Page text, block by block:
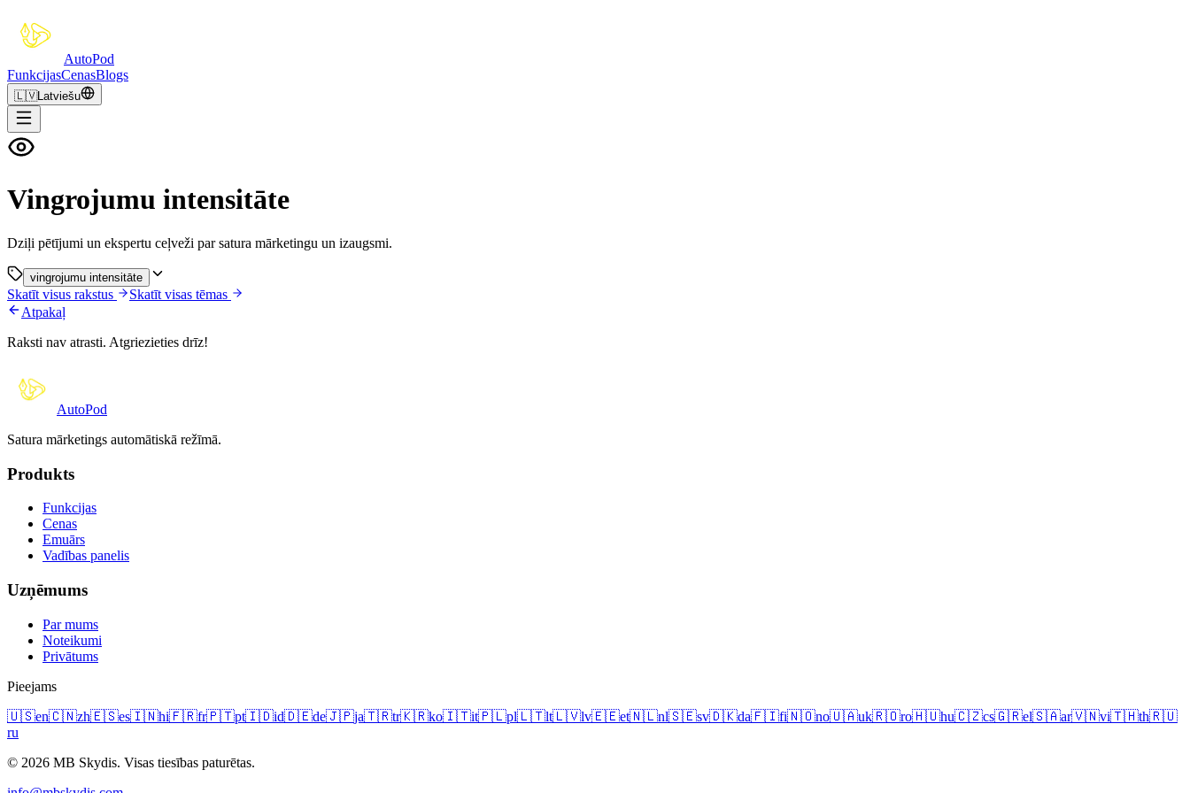
AutoPod
FunkcijasCenasBlogs
🇱🇻Latviešu
Vingrojumu intensitāte
Dziļi pētījumi un ekspertu ceļveži par satura mārketingu un izaugsmi.
vingrojumu intensitāte
Skatīt visus rakstus
Skatīt visas tēmas
Atpakaļ
Raksti nav atrasti. Atgriezieties drīz!
AutoPod
Satura mārketings automātiskā režīmā.
Produkts
Funkcijas
Cenas
Emuārs
Vadības panelis
Uzņēmums
Par mums
Noteikumi
Privātums
Pieejams
🇺🇸en🇨🇳zh🇪🇸es🇮🇳hi🇫🇷fr🇵🇹pt🇮🇩id🇩🇪de🇯🇵ja🇹🇷tr🇰🇷ko🇮🇹it🇵🇱pl🇱🇹lt🇱🇻lv🇪🇪et🇳🇱nl🇸🇪sv🇩🇰da🇫🇮fi🇳🇴no🇺🇦uk🇷🇴ro🇭🇺hu🇨🇿cs🇬🇷el🇸🇦ar🇻🇳vi🇹🇭th🇷🇺
ru
© 2026 MB Skydis. Visas tiesības paturētas.